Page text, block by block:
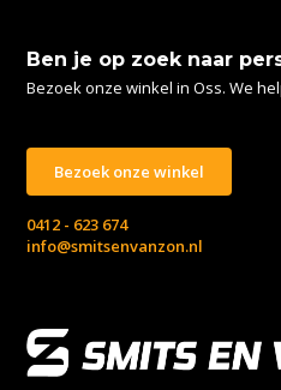
Ben je op zoek naar
Bezoek onze winkel in Oss. We
Bezoek onze winkel
0412 - 623 674
info@smitsenvanzon.nl